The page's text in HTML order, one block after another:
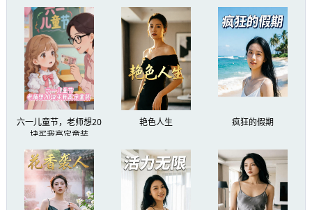
“我靠，你小子行啊！”
王老粗累得直喘粗气，浑身上下都被血污浸
染。
但他却是两眼放光，不停地上下打量李默，
像是看到了什么稀世珍宝。
周围其他人看向李默的目光也是不加掩饰的
敬佩。
六一儿童节，老师想20
块买我高定童装
艳色人生 疯狂的假期